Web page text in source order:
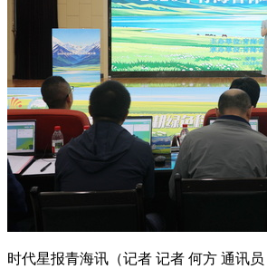
时代星报青海讯（记者 记者 何方 通讯